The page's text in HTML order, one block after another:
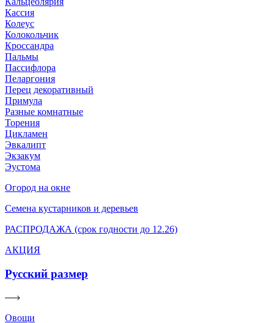
Кассия
Колеус
Колокольчик
Кроссандра
Пальмы
Пассифлора
Пеларгония
Перец декоративный
Примула
Разные комнатные
Торения
Цикламен
Эвкалипт
Экзакум
Эустома
Огород на окне
Семена кустарников и деревьев
РАСПРОДАЖА (срок годности до 12.26)
АКЦИЯ
Русский размер
Овощи